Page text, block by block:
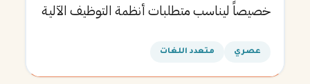
خصيصاً ليناسب متطلبات أنظمة التوظيف الآلية
عصري متعدد اللغات